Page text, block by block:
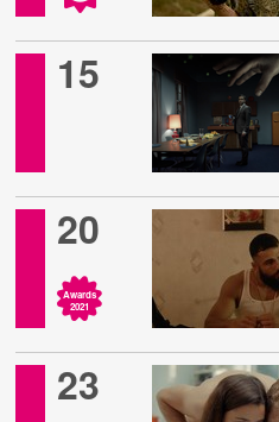
15
20
Awards
2021
23